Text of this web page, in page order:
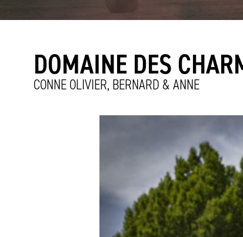
DOMAINE DES
CONNE OLIVIER, BERNARD & ANNE